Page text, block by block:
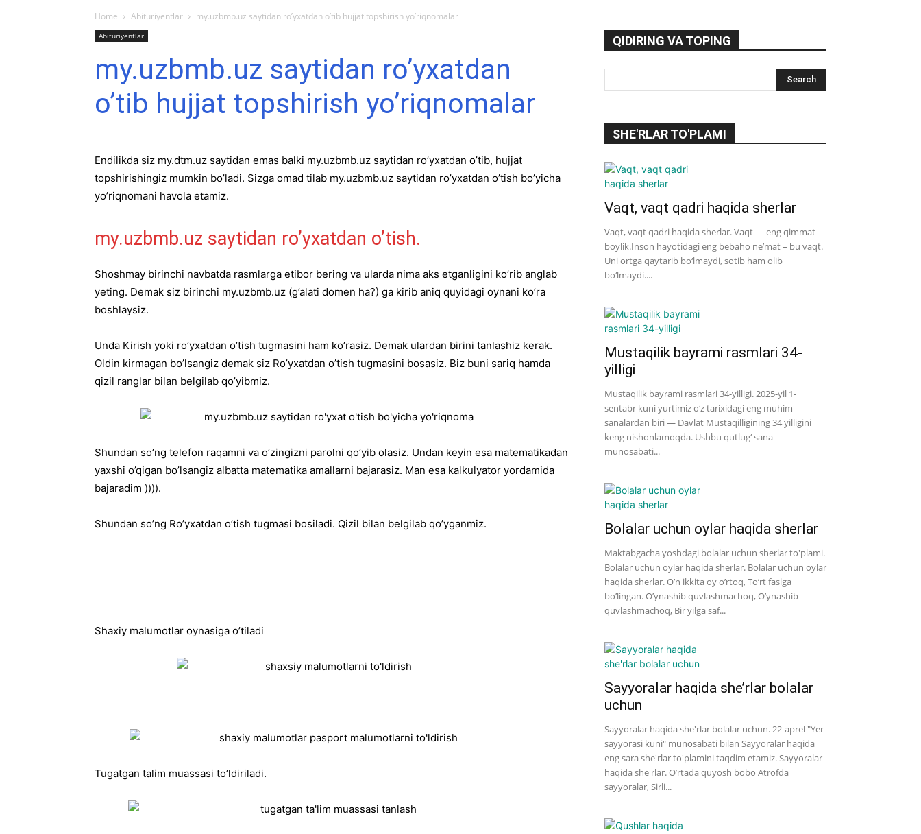
Home Abituriyentlar my.uzbmb.uz saytidan ro’yxatdan o’tib hujjat topshirish yo’riqnomalar
Abituriyentlar
my.uzbmb.uz saytidan ro’yxatdan
o’tib hujjat topshirish yo’riqnomalar
Endilikda siz my.dtm.uz saytidan emas balki my.uzbmb.uz saytidan ro’yxatdan o’tib, hujjat
topshirishingiz mumkin bo’ladi. Sizga omad tilab my.uzbmb.uz saytidan ro’yxatdan o’tish bo’yicha
yo’riqnomani havola etamiz.
my.uzbmb.uz saytidan ro’yxatdan o’tish.
Shoshmay birinchi navbatda rasmlarga etibor bering va ularda nima aks etganligini ko’rib anglab
yeting. Demak siz birinchi my.uzbmb.uz (g’alati domen ha?) ga kirib aniq quyidagi oynani ko’ra
boshlaysiz.
Unda Kirish yoki ro’yxatdan o’tish tugmasini ham ko’rasiz. Demak ulardan birini tanlashiz kerak.
Oldin kirmagan bo’lsangiz demak siz Ro’yxatdan o’tish tugmasini bosasiz. Biz buni sariq hamda
qizil ranglar bilan belgilab qo’yibmiz.
Shundan so’ng telefon raqamni va o’zingizni parolni qo’yib olasiz. Undan keyin esa matematikadan
yaxshi o’qigan bo’lsangiz albatta matematika amallarni bajarasiz. Man esa kalkulyator yordamida
bajaradim )))).
Shundan so’ng Ro’yxatdan o’tish tugmasi bosiladi. Qizil bilan belgilab qo’yganmiz.
Shaxiy malumotlar oynasiga o’tiladi
Tugatgan talim muassasi to’ldiriladi.
QIDIRING VA TOPING
SHE'RLAR TO'PLAMI
Vaqt, vaqt qadri haqida sherlar
Vaqt, vaqt qadri haqida sherlar. Vaqt — eng qimmat
boylik.Inson hayotidagi eng bebaho ne’mat – bu vaqt.
Uni ortga qaytarib bo‘lmaydi, sotib ham olib
bo‘lmaydi....
Mustaqilik bayrami rasmlari 34-
yilligi
Mustaqilik bayrami rasmlari 34-yilligi. 2025-yil 1-
sentabr kuni yurtimiz o‘z tarixidagi eng muhim
sanalardan biri — Davlat Mustaqilligining 34 yilligini
keng nishonlamoqda. Ushbu qutlug‘ sana
munosabati...
Bolalar uchun oylar haqida sherlar
Maktabgacha yoshdagi bolalar uchun sherlar to'plami.
Bolalar uchun oylar haqida sherlar. Bolalar uchun oylar
haqida sherlar. O’n ikkita oy o’rtoq, To’rt faslga
bo’lingan. O’ynashib quvlashmachoq, O’ynashib
quvlashmachoq, Bir yilga saf...
Sayyoralar haqida she’rlar bolalar
uchun
Sayyoralar haqida she'rlar bolalar uchun. 22-aprel "Yer
sayyorasi kuni" munosabati bilan Sayyoralar haqida
eng sara she'rlar to'plamini taqdim etamiz. Sayyoralar
haqida she'rlar. O’rtada quyosh bobo Atrofda
sayyoralar, Sirli...